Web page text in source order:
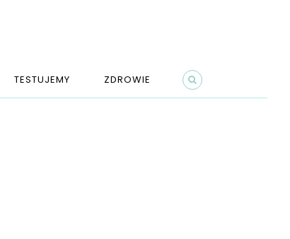
TESTUJEMY ZDROWIE